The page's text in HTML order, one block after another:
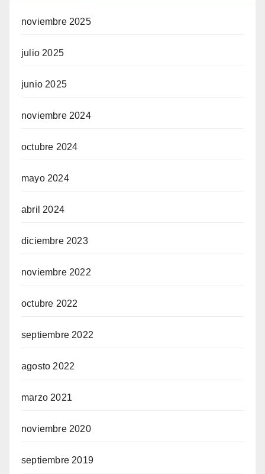
noviembre 2025
julio 2025
junio 2025
noviembre 2024
octubre 2024
mayo 2024
abril 2024
diciembre 2023
noviembre 2022
octubre 2022
septiembre 2022
agosto 2022
marzo 2021
noviembre 2020
septiembre 2019